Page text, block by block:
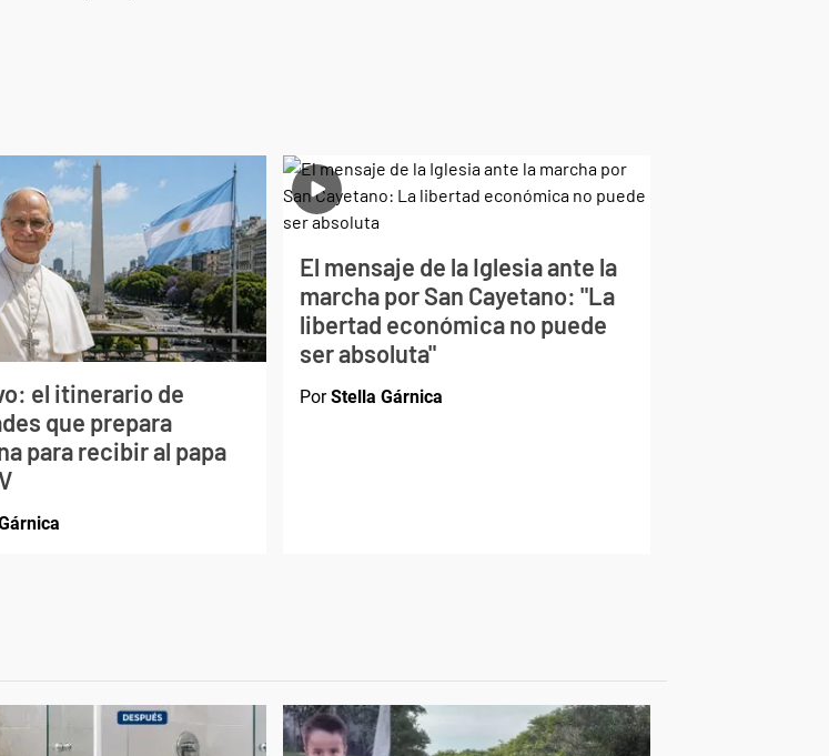
el itinerario de
que prepara
para recibir al papa
El mensaje de la Iglesia ante la
marcha por San Cayetano: "La
libertad económica no puede
ser absoluta"
PorStella Gárnica